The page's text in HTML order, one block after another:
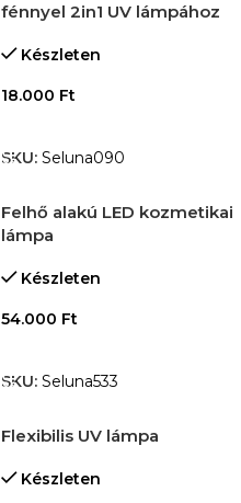
fénnyel 2in1 UV lámpához
Készleten
18.000 Ft
SKU: Seluna090
Felhő alakú LED kozmetikai
lámpa
Készleten
54.000 Ft
SKU: Seluna533
Flexibilis UV lámpa
Készleten